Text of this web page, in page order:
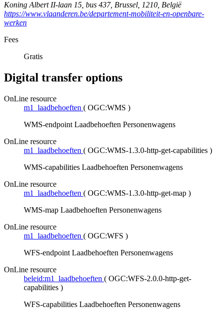
Koning Albert II-laan 15, bus 437, Brussel, 1210, België
https://www.vlaanderen.be/departement-mobiliteit-en-openbare-
werken
Fees
Gratis
Digital transfer options
OnLine resource
m1_laadbehoeften ( OGC:WMS )
WMS-endpoint Laadbehoeften Personenwagens
OnLine resource
m1_laadbehoeften ( OGC:WMS-1.3.0-http-get-capabilities )
WMS-capabilities Laadbehoeften Personenwagens
OnLine resource
m1_laadbehoeften ( OGC:WMS-1.3.0-http-get-map )
WMS-map Laadbehoeften Personenwagens
OnLine resource
m1_laadbehoeften ( OGC:WFS )
WFS-endpoint Laadbehoeften Personenwagens
OnLine resource
beleid:m1_laadbehoeften ( OGC:WFS-2.0.0-http-get-
capabilities )
WFS-capabilities Laadbehoeften Personenwagens